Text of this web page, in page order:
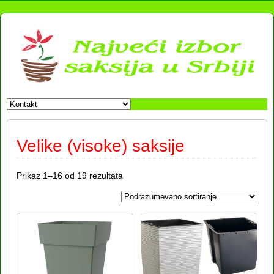
Velike (visoke) saksije
Prikaz 1–16 od 19 rezultata